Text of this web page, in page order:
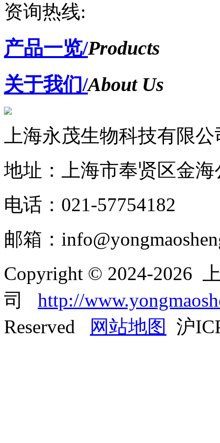
资询热线:
产品一览/Products
关于我们/About Us
上海永茂生物科技有限公
地址：上海市奉贤区金海
电话：021-57754182
邮箱：
Copyright © 2024-2026
司 http://
Reserved
网站地图 沪